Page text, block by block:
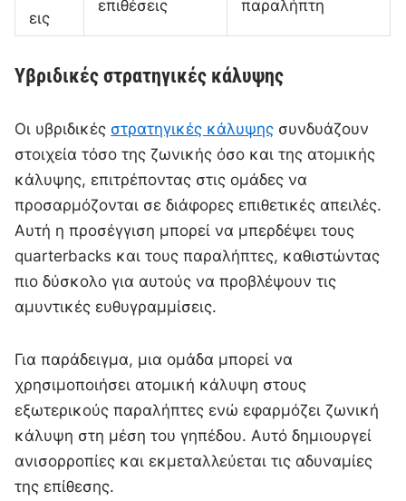
εις
επιθέσεις
παραλήπτη
Υβριδικές στρατηγικές κάλυψης
Οι υβριδικές στρατηγικές κάλυψης συνδυάζουν
στοιχεία τόσο της ζωνικής όσο και της ατομικής
κάλυψης, επιτρέποντας στις ομάδες να
προσαρμόζονται σε διάφορες επιθετικές απειλές.
Αυτή η προσέγγιση μπορεί να μπερδέψει τους
quarterbacks και τους παραλήπτες, καθιστώντας
πιο δύσκολο για αυτούς να προβλέψουν τις
αμυντικές ευθυγραμμίσεις.
Για παράδειγμα, μια ομάδα μπορεί να
χρησιμοποιήσει ατομική κάλυψη στους
εξωτερικούς παραλήπτες ενώ εφαρμόζει ζωνική
κάλυψη στη μέση του γηπέδου. Αυτό δημιουργεί
ανισορροπίες και εκμεταλλεύεται τις αδυναμίες
της επίθεσης.